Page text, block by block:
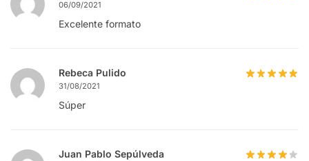
06/09/2021
Excelente formato
Rebeca Pulido
31/08/2021
Súper
Juan Pablo Sepúlveda